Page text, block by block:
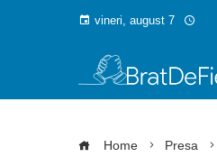
vineri, august 7
Home Presa